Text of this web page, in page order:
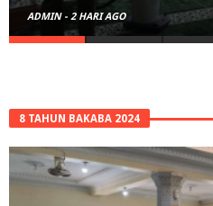
ADMIN - 2 HARI AGO
8 TAHUN BAKABA 2024